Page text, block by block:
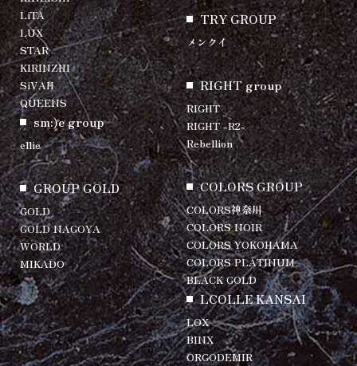
LiTA
LUX
STAR
KIRINZHI
SiVAH
QUEENS
sm:)e group
ellie
GROUP GOLD
GOLD
GOLD NAGOYA
WORLD
MIKADO
TRY GROUP
メンクイ
RIGHT group
RIGHT
RIGHT -R2-
Rebellion
COLORS GROUP
COLORS神奈川
COLORS NOIR
COLORS YOKOHAMA
COLORS PLATINUM
BLACK GOLD
LCOLLE KANSAI
LOX
BINX
ORGODEMIR